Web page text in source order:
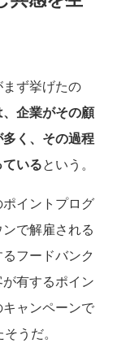
ず挙げたの
企業がその顧
く、その過程
いるという。
イントプログ
で解雇される
フードバンク
有するポイン
ャンペーンで
うだ。